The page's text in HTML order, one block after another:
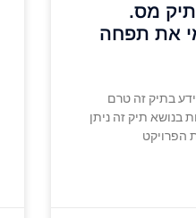
מס.
מי את תפחה
בתיק זה טרם
בנושא תיק זה ניתן
הפרויקט